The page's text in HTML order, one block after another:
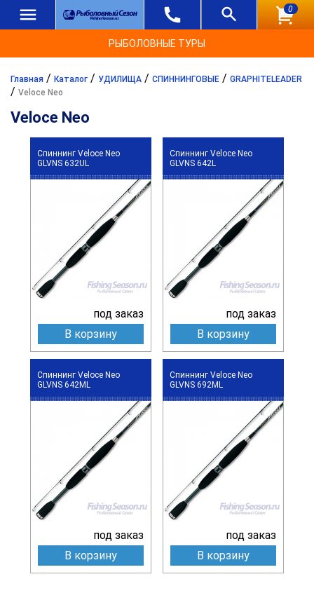
0
РЫБОЛОВНЫЕ ТУРЫ
Главная / Каталог / УДИЛИЩА / СПИННИНГОВЫЕ / GRAPHITELEADER
/ Veloce Neo
Veloce Neo
Спиннинг Veloce Neo
GLVNS 632UL
под заказ
В корзину
Спиннинг Veloce Neo
GLVNS 642L
под заказ
В корзину
Спиннинг Veloce Neo
GLVNS 642ML
под заказ
В корзину
Спиннинг Veloce Neo
GLVNS 692ML
под заказ
В корзину